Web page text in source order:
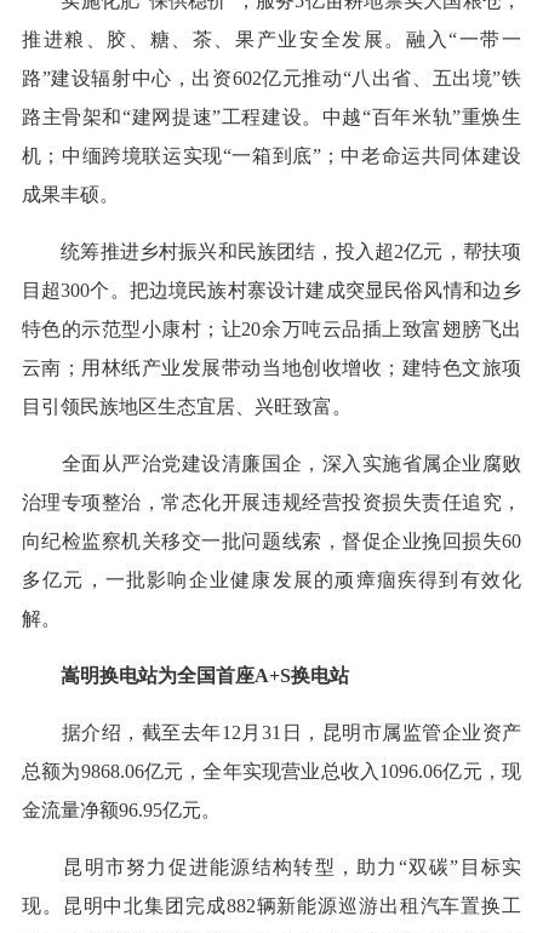
推进粮、胶、糖、茶、果产业安全发展。融入“一带一
路”建设辐射中心，出资602亿元推动“八出省、五出境”铁
路主骨架和“建网提速”工程建设。中越“百年米轨”重焕生
机；中缅跨境联运实现“一箱到底”；中老命运共同体建设
成果丰硕。
统筹推进乡村振兴和民族团结，投入超2亿元，帮扶项
目超300个。把边境民族村寨设计建成突显民俗风情和边乡
特色的示范型小康村；让20余万吨云品插上致富翅膀飞出
云南；用林纸产业发展带动当地创收增收；建特色文旅项
目引领民族地区生态宜居、兴旺致富。
全面从严治党建设清廉国企，深入实施省属企业腐败
治理专项整治，常态化开展违规经营投资损失责任追究，
向纪检监察机关移交一批问题线索，督促企业挽回损失60
多亿元，一批影响企业健康发展的顽瘴痼疾得到有效化
解。
嵩明换电站为全国首座A+S换电站
据介绍，截至去年12月31日，昆明市属监管企业资产
总额为9868.06亿元，全年实现营业总收入1096.06亿元，现
金流量净额96.95亿元。
昆明市努力促进能源结构转型，助力“双碳”目标实
现。昆明中北集团完成882辆新能源巡游出租汽车置换工